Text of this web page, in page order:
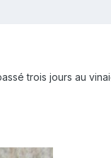
trois jours au